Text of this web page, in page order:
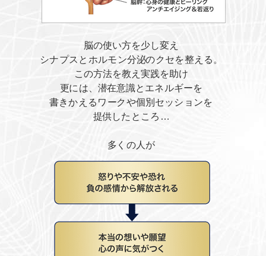
脳の使い方を少し変え
シナプスとホルモン分泌のクセを整える。
この方法を教え実践を助け
更には、潜在意識とエネルギーを
書きかえるワークや個別セッションを
提供したところ…
多くの人が